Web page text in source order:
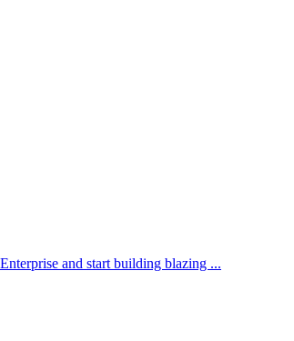
and start building blazing ...